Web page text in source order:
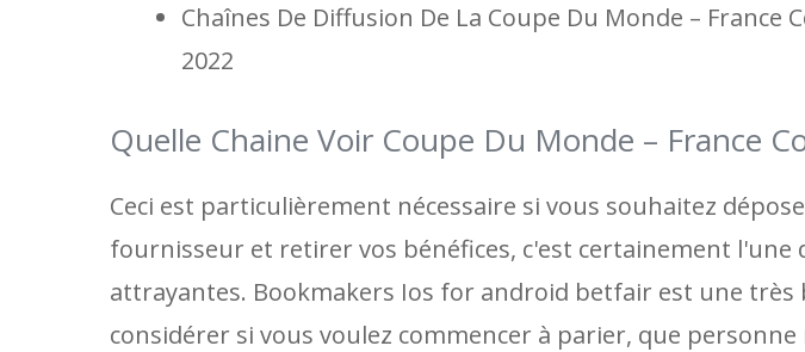
Chaînes De Diffusion De La Coupe Du Monde – France
2022
Quelle Chaine Voir Coupe Du Monde – France
Ceci est particulièrement nécessaire si vous souhaitez
fournisseur et retirer vos bénéfices, c'est certainement l'une
attrayantes. Bookmakers Ios for android betfair est une très
considérer si vous voulez commencer à parier, que